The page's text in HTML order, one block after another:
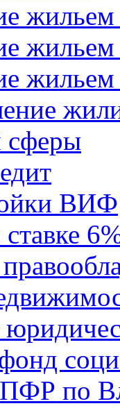
жильем
сферы
ВИФ
по